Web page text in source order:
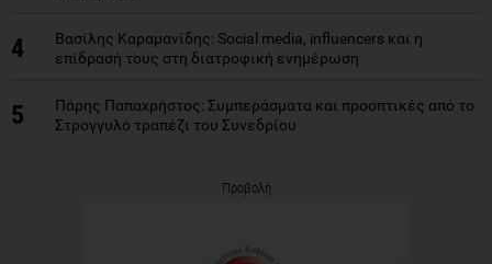
4
Βασίλης Καραμανίδης: Social media, influencers και η
επίδρασή τους στη διατροφική ενημέρωση
5
Πάρης Παπαχρήστος: Συμπεράσματα και προοπτικές από το
Στρογγυλό τραπέζι του Συνεδρίου
Προβολή